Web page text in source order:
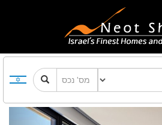
Previous